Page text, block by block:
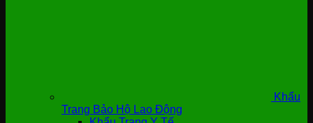
Khẩu
Trang Bảo Hộ Lao Động